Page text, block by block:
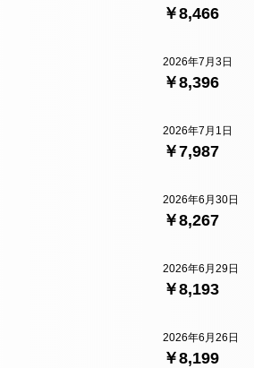
￥8,466
￥8,396
2026年7月3日
￥7,987
2026年7月1日
￥8,267
2026年6月30日
￥8,193
2026年6月29日
￥8,199
2026年6月26日